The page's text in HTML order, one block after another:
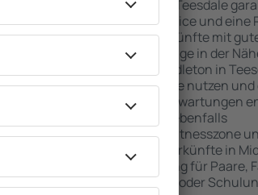
besten Hotels in Middleton in Teesdale
einen hervorragenden Service und eine
Hochwertige Unterkünfte mit
bieten eine ausgezeichnete Lage in der
Sehenswürdigkeiten in Middleton in
die kostenlosen Parkplätze nutzen
auswählen, das ihren Erwartungen
mit hohem Standard umfasst ebenfalls
Menü, SPA oder Fitnesszone
für Kinder. Die besten Unterkünfte in
sind eine hervorragende Lösung für Paare,
die geschäftlich reisen oder